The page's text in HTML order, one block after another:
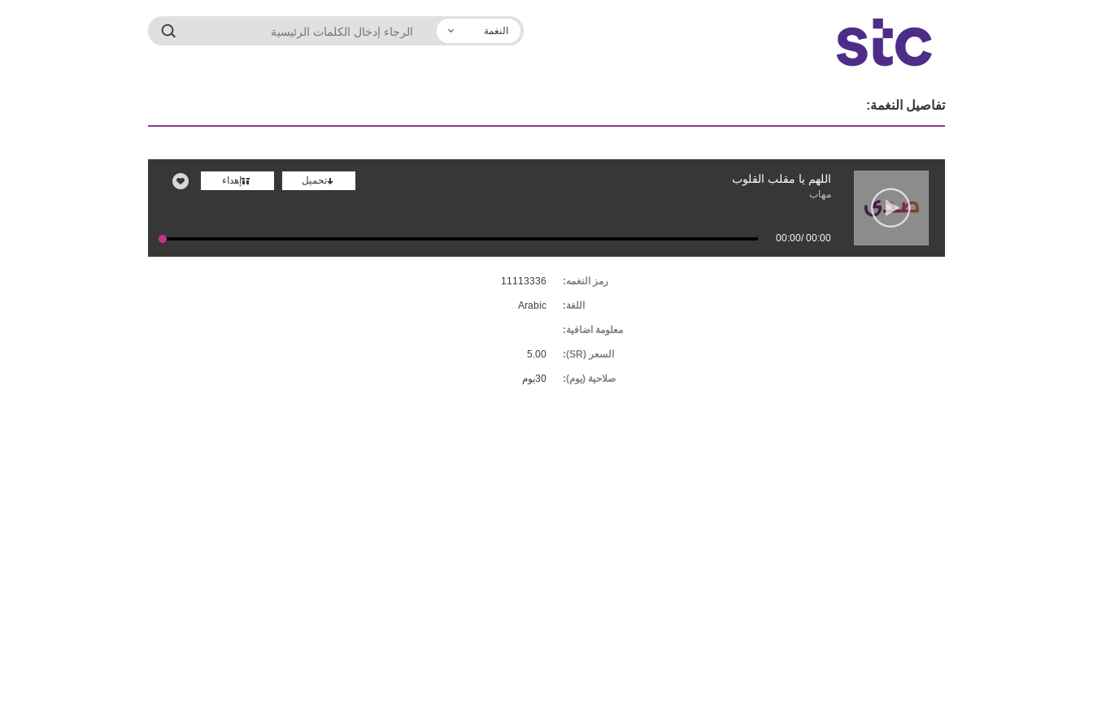
النغمة
تفاصيل النغمة:
اللهم يا مقلب القلوب
مهاب
تحميل إهداء
00:00
/
00:00
رمز النغمه: 11113336
اللغة: Arabic
معلومة اضافية:
السعر (SR): 5.00
صلاحية (يوم): 30يوم